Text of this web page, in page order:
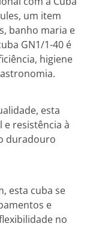
um item
banho maria e
GN1/1-40 é
higiene
esta
e resistência à
duradouro
esta cuba se
e
no